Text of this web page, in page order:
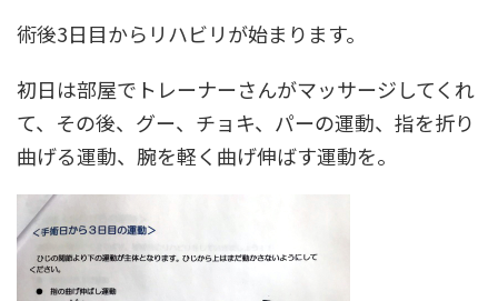
術後3日目からリハビリが始まります。
初日は部屋でトレーナーさんがマッサージしてくれ
て、その後、グー、チョキ、パーの運動、指を折り
曲げる運動、腕を軽く曲げ伸ばす運動を。